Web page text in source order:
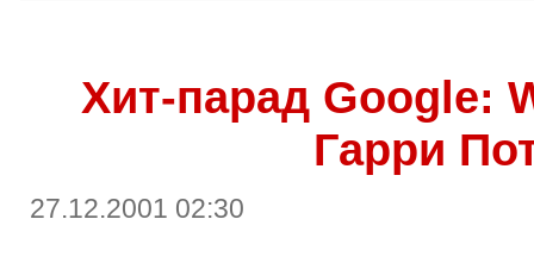
Хит-парад Google:
Гарри
27.12.2001 02:30